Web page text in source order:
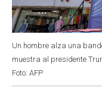
Un hombre alza una
muestra al presidente
Foto: AFP